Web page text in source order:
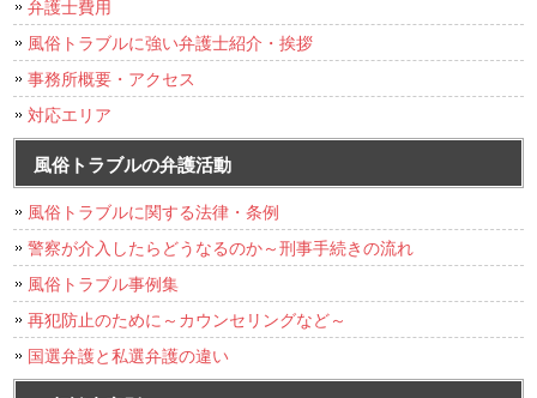
弁護士費用
風俗トラブルに強い弁護士紹介・挨拶
事務所概要・アクセス
対応エリア
風俗トラブルの弁護活動
風俗トラブルに関する法律・条例
警察が介入したらどうなるのか～刑事手続きの流れ
風俗トラブル事例集
再犯防止のために～カウンセリングなど～
国選弁護と私選弁護の違い